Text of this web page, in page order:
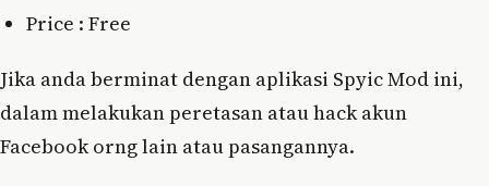
Price : Free
Jika anda berminat dengan aplikasi Spyic Mod ini,
dalam melakukan peretasan atau hack akun
Facebook orng lain atau pasangannya.